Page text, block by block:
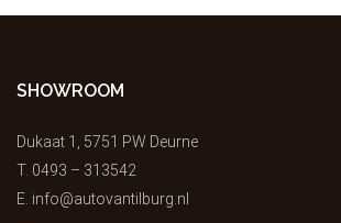
SHOWROOM
Dukaat 1, 5751 PW Deurne
T. 0493 – 313542
E. info@autovantilburg.nl